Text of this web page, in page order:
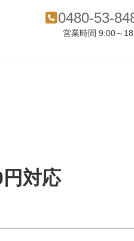
0480-53-
営業時間 9:00～
対応